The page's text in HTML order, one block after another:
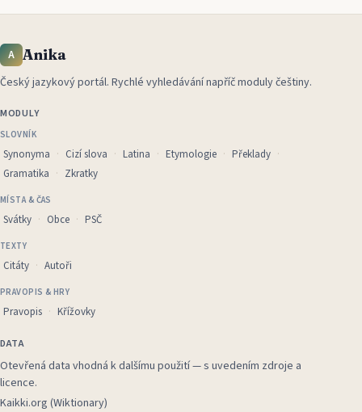
A Anika
Český jazykový portál. Rychlé vyhledávání napříč moduly češtiny.
MODULY
SLOVNÍK
Synonyma Cizí slova Latina Etymologie
Překlady
Gramatika
Zkratky
MÍSTA & ČAS
Svátky Obce PSČ
TEXTY
Citáty Autoři
PRAVOPIS & HRY
Pravopis Křížovky
DATA
Otevřená data vhodná k dalšímu použití — s uvedením zdroje a
licence.
Kaikki.org (Wiktionary)